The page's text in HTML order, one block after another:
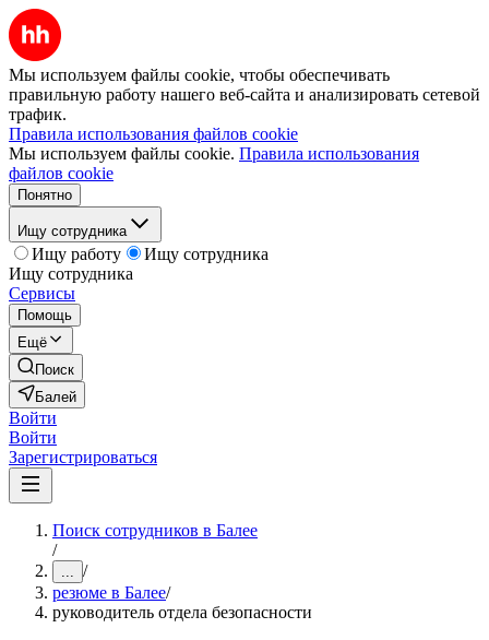
Мы используем файлы cookie, чтобы обеспечивать
правильную работу нашего веб-сайта и анализировать сетевой
трафик.
Правила использования файлов cookie
Мы используем файлы cookie. Правила использования
файлов cookie
Понятно
Ищу сотрудника
Ищу работу
Ищу сотрудника
Ищу сотрудника
Сервисы
Помощь
Ещё
Поиск
Балей
Войти
Войти
Зарегистрироваться
Поиск сотрудников в Балее
/
... /
резюме в Балее/
руководитель отдела безопасности